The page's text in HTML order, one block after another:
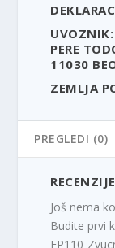
PERE
11030
ZEMLJA
PREGLEDI (0)
RECENZIJE
Još nema
Budite prvi
EP110-